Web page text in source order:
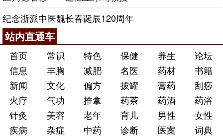
纪念浙派中医魏长春诞辰120周年
站内直通车
首页 常识 特色 保健 养生
论坛
信息
丰胸 减肥 名医 药材
书籍
新闻
文化 偏方 拔罐 膏药
刮痧
火疗
气功 推拿 药茶 药酒
药浴
针灸
美容 老年 育儿 男性
女性
疾病
杂症 中药 诊断 医案
词典